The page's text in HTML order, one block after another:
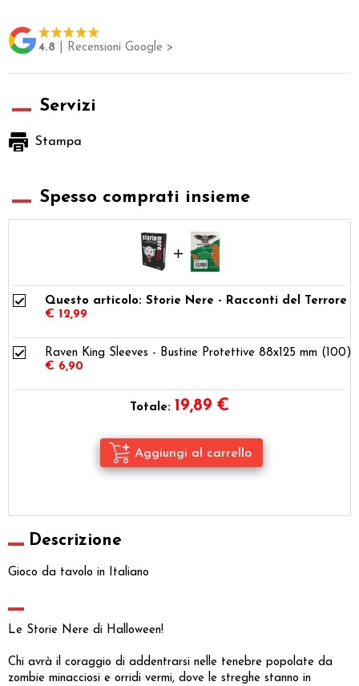
4.8 | Recensioni Google >
Servizi
Stampa
Spesso comprati insieme
Questo articolo: Storie Nere - Racconti del Terrore
€ 12,99
Raven King Sleeves - Bustine Protettive 88x125 mm (100)
€ 6,90
Totale: 19,89 €
Descrizione
Gioco da tavolo in Italiano
Le Storie Nere di Halloween!
Chi avrà il coraggio di addentrarsi nelle tenebre popolate da
zombie minacciosi e orridi vermi, dove le streghe stanno in